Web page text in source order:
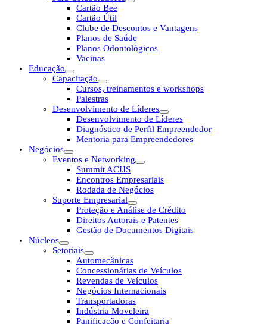
Cartão Bee
Cartão Útil
Clube de Descontos e Vantagens
Planos de Saúde
Planos Odontológicos
Vacinas
Educação
Capacitação
Cursos, treinamentos e workshops
Palestras
Desenvolvimento de Líderes
Desenvolvimento de Líderes
Diagnóstico de Perfil Empreendedor
Mentoria para Empreendedores
Negócios
Eventos e Networking
Summit ACIJS
Encontros Empresariais
Rodada de Negócios
Suporte Empresarial
Proteção e Análise de Crédito
Direitos Autorais e Patentes
Gestão de Documentos Digitais
Núcleos
Setoriais
Automecânicas
Concessionárias de Veículos
Revendas de Veículos
Negócios Internacionais
Transportadoras
Indústria Moveleira
Panificação e Confeitaria